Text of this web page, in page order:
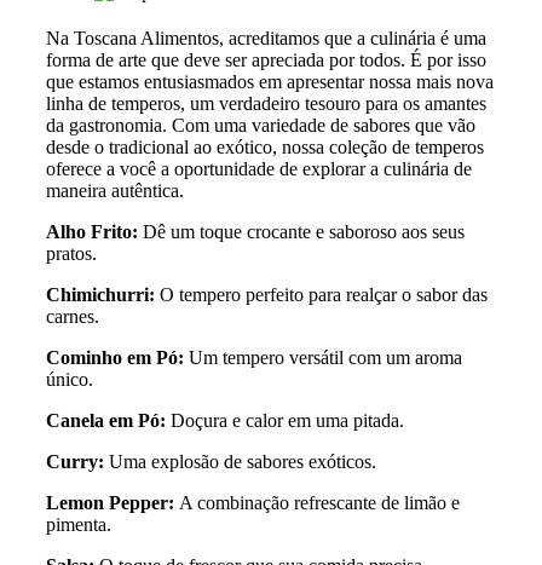
Na Toscana Alimentos, acreditamos que a culinária é uma
forma de arte que deve ser apreciada por todos. É por isso
que estamos entusiasmados em apresentar nossa mais nova
linha de temperos, um verdadeiro tesouro para os amantes
da gastronomia. Com uma variedade de sabores que vão
desde o tradicional ao exótico, nossa coleção de temperos
oferece a você a oportunidade de explorar a culinária de
maneira autêntica.
Alho Frito: Dê um toque crocante e saboroso aos seus
pratos.
Chimichurri: O tempero perfeito para realçar o sabor das
carnes.
Cominho em Pó: Um tempero versátil com um aroma
único.
Canela em Pó: Doçura e calor em uma pitada.
Curry: Uma explosão de sabores exóticos.
Lemon Pepper: A combinação refrescante de limão e
pimenta.